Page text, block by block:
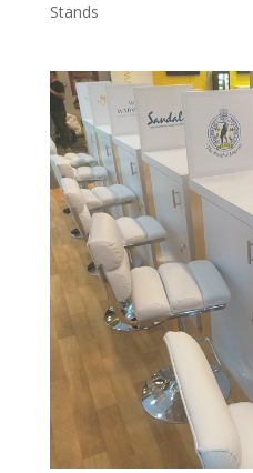
Stands